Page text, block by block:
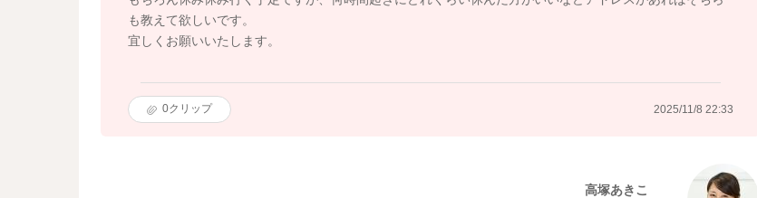
も教えて欲しいです。
宜しくお願いいたします。
0クリップ 2025/11/8 22:33
高塚あきこ